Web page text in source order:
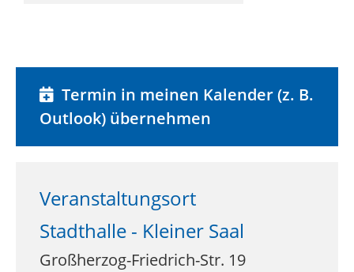
Termin in meinen Kalender (z. B.
Outlook) übernehmen
Veranstaltungsort
Stadthalle - Kleiner Saal
Großherzog-Friedrich-Str. 19